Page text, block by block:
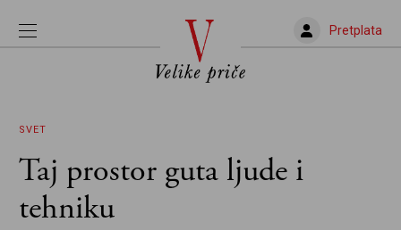
Pretplata
SVET
Taj prostor guta ljude i
tehniku